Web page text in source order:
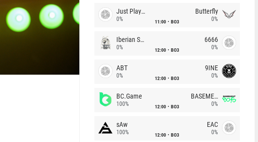
Just Players
0% 11:00 BO3
Butterfly
0%
Iberian Soul
0% 12:00 BO3
6666
0%
ABT
0% 12:00 BO3
9INE
0%
BC.Game
100% 12:00 BO3
BASEMENT BOYS
0%
sAw
100% 12:00 BO3
EAC
0%